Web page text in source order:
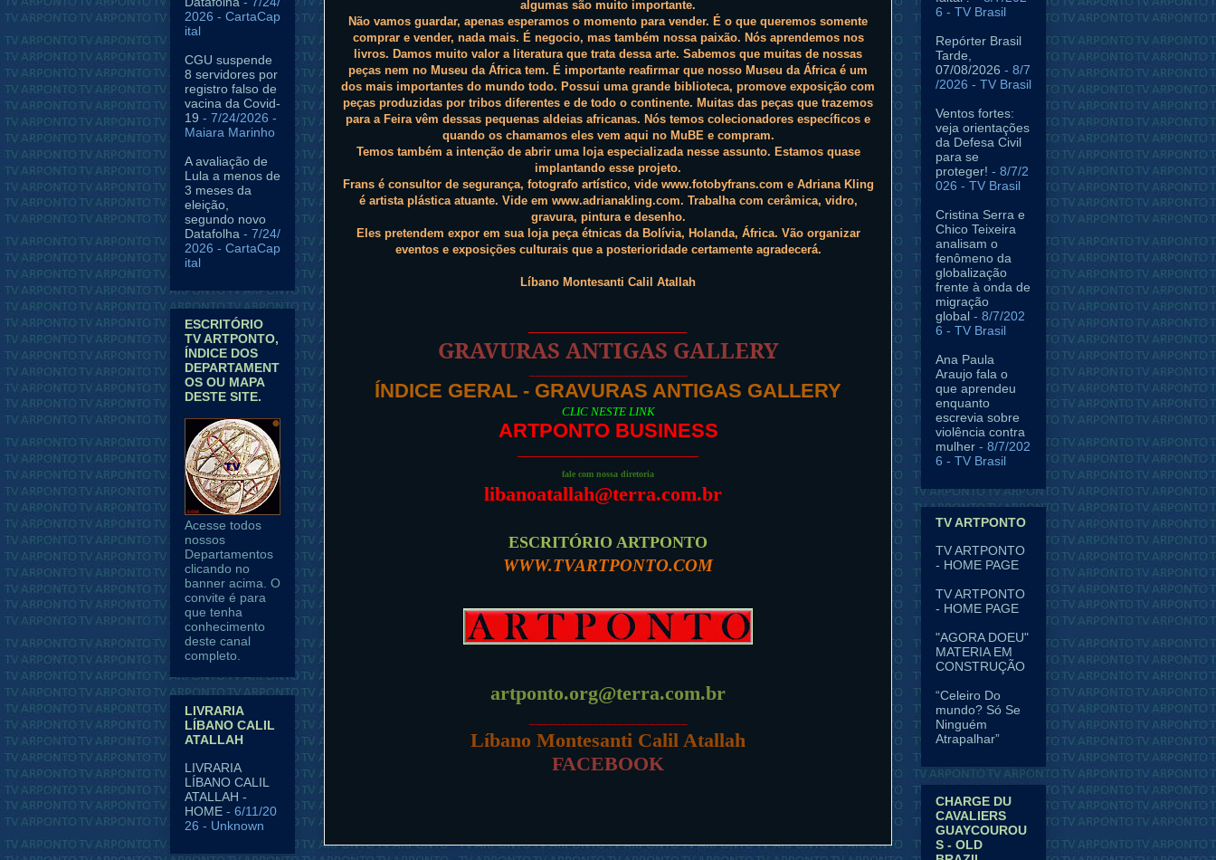
algumas são muito importante.
Não vamos guardar, apenas esperamos o momento para vender. É o que queremos somente
comprar e vender, nada mais. É negocio, mas também nossa paixão. Nós aprendemos nos
livros. Damos muito valor a literatura que trata dessa arte. Sabemos que muitas de nossas
peças nem no Museu da África tem. É importante reafirmar que nosso Museu da África é um
dos mais importantes do mundo todo. Possui uma grande biblioteca, promove exposição com
peças produzidas por tribos diferentes e de todo o continente. Muitas das peças que trazemos
para a Feira vêm dessas pequenas aldeias africanas. Nós temos colecionadores específicos e
quando os chamamos eles vem aqui no MuBE e compram.
Temos também a intenção de abrir uma loja especializada nesse assunto. Estamos quase
implantando esse projeto.
Frans é consultor de segurança, fotografo artístico, vide www.fotobyfrans.com e Adriana Kling
é artista plástica atuante. Vide em www.adrianakling.com. Trabalha com cerâmica, vidro,
gravura, pintura e desenho.
Eles pretendem expor em sua loja peça étnicas da Bolívia, Holanda, África. Vão organizar
eventos e exposições culturais que a posterioridade certamente agradecerá.
Líbano Montesanti Calil Atallah
GRAVURAS ANTIGAS GALLERY
ÍNDICE GERAL - GRAVURAS ANTIGAS GALLERY
CLIC NESTE LINK
ARTPONTO BUSINESS
fale com nossa diretoria
libanoatallah@terra.com.br
ESCRITÓRIO ARTPONTO
WWW.TVARTPONTO.COM
artponto.org@terra.com.br
Líbano Montesanti Calil Atallah
FACEBOOK
2026 - CartaCap
ital
CGU suspende
8 servidores por
registro falso de
vacina da Covid-
19 - 7/24/2026 -
Maiara Marinho
A avaliação de
Lula a menos de
3 meses da
eleição,
segundo novo
Datafolha - 7/24/
2026 - CartaCap
ital
ESCRITÓRIO
TV ARTPONTO,
ÍNDICE DOS
DEPARTAMENT
OS OU MAPA
DESTE SITE.
Acesse todos
nossos
Departamentos
clicando no
banner acima. O
convite é para
que tenha
conhecimento
deste canal
completo.
LIVRARIA
LÍBANO CALIL
ATALLAH
LIVRARIA
LÍBANO CALIL
ATALLAH -
HOME - 6/11/20
26 - Unknown
6 - TV Brasil
Repórter Brasil
Tarde,
07/08/2026 - 8/7
/2026 - TV Brasil
Ventos fortes:
veja orientações
da Defesa Civil
para se
proteger! - 8/7/2
026 - TV Brasil
Cristina Serra e
Chico Teixeira
analisam o
fenômeno da
globalização
frente à onda de
migração
global - 8/7/202
6 - TV Brasil
Ana Paula
Araujo fala o
que aprendeu
enquanto
escrevia sobre
violência contra
mulher - 8/7/202
6 - TV Brasil
TV ARTPONTO
TV ARTPONTO
- HOME PAGE
TV ARTPONTO
- HOME PAGE
"AGORA DOEU"
MATERIA EM
CONSTRUÇÃO
“Celeiro Do
mundo? Só Se
Ninguém
Atrapalhar”
CHARGE DU
CAVALIERS
GUAYCOUROU
S - OLD